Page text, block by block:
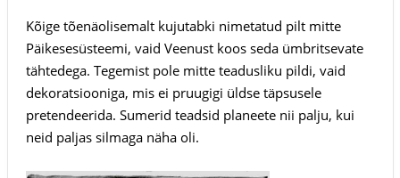
Kõige tõenäolisemalt kujutabki nimetatud pilt mitte
Päikesesüsteemi, vaid Veenust koos seda ümbritsevate
tähtedega. Tegemist pole mitte teadusliku pildi, vaid
dekoratsiooniga, mis ei pruugigi üldse täpsusele
pretendeerida. Sumerid teadsid planeete nii palju, kui
neid paljas silmaga näha oli.